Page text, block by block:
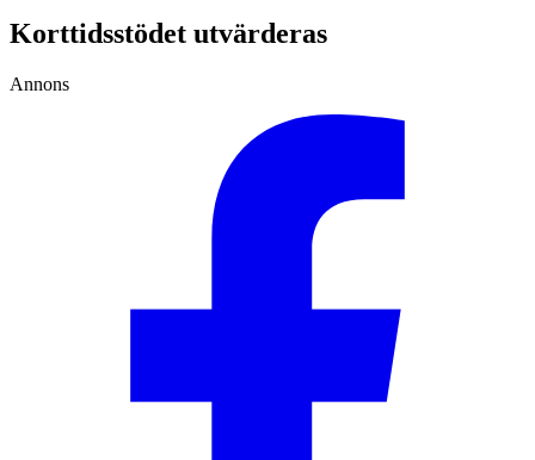
Korttidsstödet utvärderas
Annons